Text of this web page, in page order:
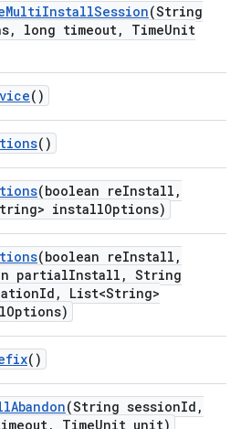
MultiInstallSession(String
, long timeout, TimeUnit
()
()
(boolean reInstall ,
installOptions)
(boolean reInstall ,
partialInstall , String
Id ,
List<String>
Options)
()
Abandon(String sessionId ,
, TimeUnit unit)